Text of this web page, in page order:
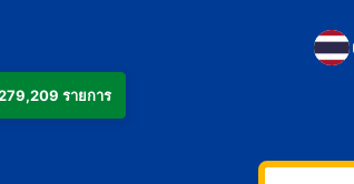
รายการ